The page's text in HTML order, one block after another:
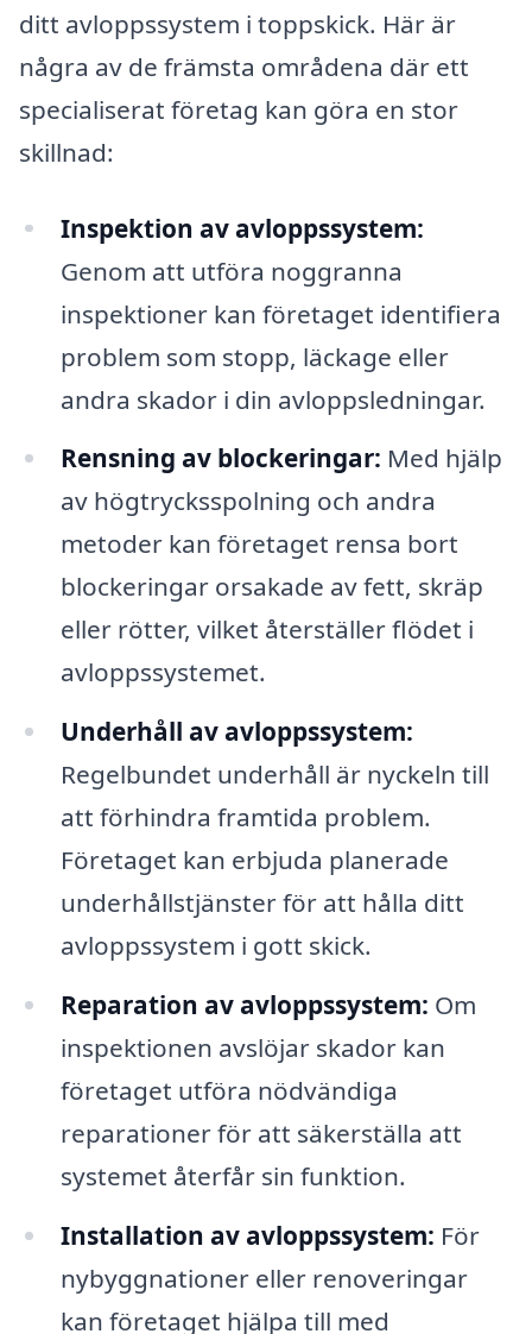
ditt avloppssystem i toppskick. Här är
några av de främsta områdena där ett
specialiserat företag kan göra en stor
skillnad:
Inspektion av avloppssystem:
Genom att utföra noggranna
inspektioner kan företaget identifiera
problem som stopp, läckage eller
andra skador i din avloppsledningar.
Rensning av blockeringar: Med hjälp
av högtrycksspolning och andra
metoder kan företaget rensa bort
blockeringar orsakade av fett, skräp
eller rötter, vilket återställer flödet i
avloppssystemet.
Underhåll av avloppssystem:
Regelbundet underhåll är nyckeln till
att förhindra framtida problem.
Företaget kan erbjuda planerade
underhållstjänster för att hålla ditt
avloppssystem i gott skick.
Reparation av avloppssystem: Om
inspektionen avslöjar skador kan
företaget utföra nödvändiga
reparationer för att säkerställa att
systemet återfår sin funktion.
Installation av avloppssystem: För
nybyggnationer eller renoveringar
kan företaget hjälpa till med